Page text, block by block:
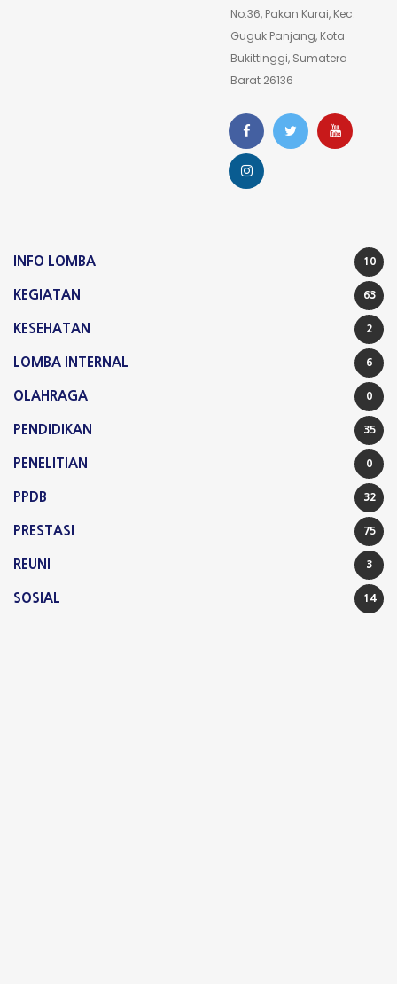
No.36, Pakan Kurai, Kec.
Guguk Panjang, Kota
Bukittinggi, Sumatera
Barat 26136
INFO LOMBA 10
KEGIATAN 63
KESEHATAN 2
LOMBA INTERNAL 6
OLAHRAGA 0
PENDIDIKAN 35
PENELITIAN 0
PPDB 32
PRESTASI 75
REUNI 3
SOSIAL 14